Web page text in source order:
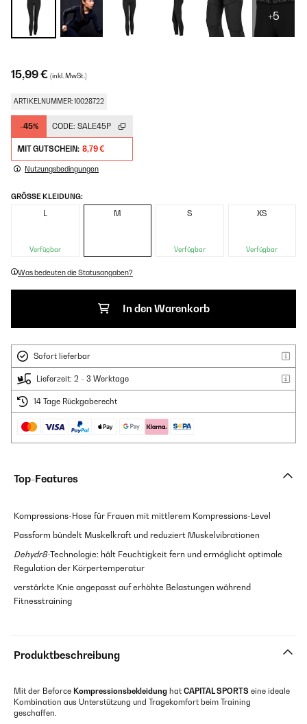
+5
15,99 € (inkl. MwSt.)
ARTIKELNUMMER: 10028722
-45% CODE: SALE45P
MIT GUTSCHEIN: 8,79 €
Nutzungsbedingungen
GRÖSSE KLEIDUNG:
L
Verfügbar
M S
Verfügbar
XS
Verfügbar
Was bedeuten die Statusangaben?
In den Warenkorb
Sofort lieferbar
Lieferzeit: 2 - 3 Werktage
14 Tage Rückgaberecht
Top-Features
Kompressions-Hose für Frauen mit mittlerem Kompressions-Level
Passform bündelt Muskelkraft und reduziert Muskelvibrationen
Dehydr8-Technologie: hält Feuchtigkeit fern und ermöglicht optimale
Regulation der Körpertemperatur
verstärkte Knie angepasst auf erhöhte Belastungen während
Fitnesstraining
Produktbeschreibung
Mit der Beforce Kompressionsbekleidung hat CAPITAL SPORTS eine ideale
Kombination aus Unterstützung und Tragekomfort beim Training
geschaffen.